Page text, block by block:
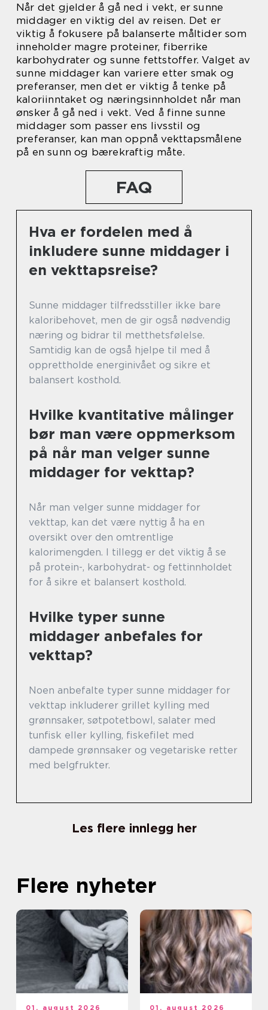
Når det gjelder å gå ned i vekt, er sunne
middager en viktig del av reisen. Det er
viktig å fokusere på balanserte måltider som
inneholder magre proteiner, fiberrike
karbohydrater og sunne fettstoffer. Valget av
sunne middager kan variere etter smak og
preferanser, men det er viktig å tenke på
kaloriinntaket og næringsinnholdet når man
ønsker å gå ned i vekt. Ved å finne sunne
middager som passer ens livsstil og
preferanser, kan man oppnå vekttapsmålene
på en sunn og bærekraftig måte.
FAQ
Hva er fordelen med å
inkludere sunne middager i
en vekttapsreise?
Sunne middager tilfredsstiller ikke bare
kaloribehovet, men de gir også nødvendig
næring og bidrar til metthetsfølelse.
Samtidig kan de også hjelpe til med å
opprettholde energinivået og sikre et
balansert kosthold.
Hvilke kvantitative målinger
bør man være oppmerksom
på når man velger sunne
middager for vekttap?
Når man velger sunne middager for
vekttap, kan det være nyttig å ha en
oversikt over den omtrentlige
kalorimengden. I tillegg er det viktig å se
på protein-, karbohydrat- og fettinnholdet
for å sikre et balansert kosthold.
Hvilke typer sunne
middager anbefales for
vekttap?
Noen anbefalte typer sunne middager for
vekttap inkluderer grillet kylling med
grønnsaker, søtpotetbowl, salater med
tunfisk eller kylling, fiskefilet med
dampede grønnsaker og vegetariske retter
med belgfrukter.
Les flere innlegg her
Flere nyheter
01. august 2026 01. august 2026